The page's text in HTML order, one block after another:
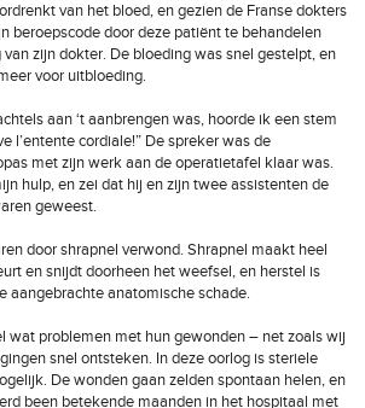
van het bloed, en gezien de Franse dokters
beroepscode door deze patiënt te behandelen
zijn dokter. De bloeding was snel gestelpt, en
voor uitbloeding.
aan ‘t aanbrengen was, hoorde ik een stem
l’entente cordiale!” De spreker was de
met zijn werk aan de operatietafel klaar was.
hulp, en zei dat hij en zijn twee assistenten de
geweest.
door shrapnel verwond. Shrapnel maakt heel
en snijdt doorheen het weefsel, en herstel is
aangebrachte anatomische schade.
wat problemen met hun gewonden – net zoals wij
snel ontsteken. In deze oorlog is steriele
De wonden gaan zelden spontaan helen, en
been betekende maanden in het hospitaal met